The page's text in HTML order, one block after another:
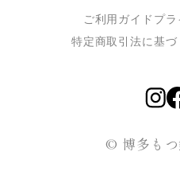
ご利用ガイド プ
特定商取引法に基づ
© 博多もつ